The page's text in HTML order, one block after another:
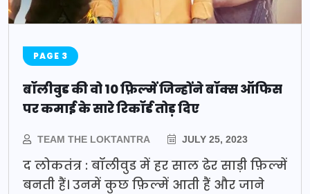
PAGE 3
बॉलीवुड की वो 10 फ़िल्में जिन्होंने बॉक्स ऑफिस
पर कमाई के सारे रिकॉर्ड तोड़ दिए
TEAM THE LOKTANTRA JULY 25, 2023
द लोकतंत्र : बॉलीवुड में हर साल ढेर साड़ी फ़िल्में
बनती हैं। उनमें कुछ फ़िल्में आती हैं और जाने